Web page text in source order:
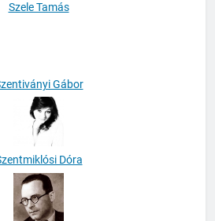
Szele Tamás
Szentmiklósi Dóra
Szerb Antal